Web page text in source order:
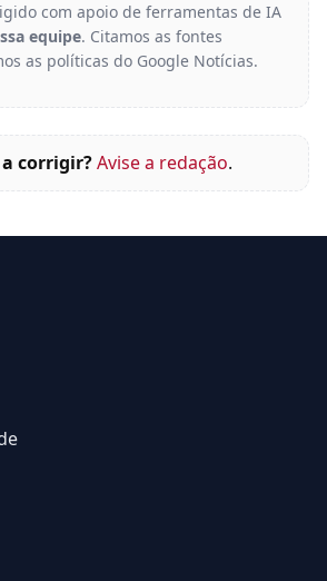
com apoio de ferramentas de IA
equipe. Citamos as fontes
as políticas do Google Notícias.
corrigir?Avise a redação.